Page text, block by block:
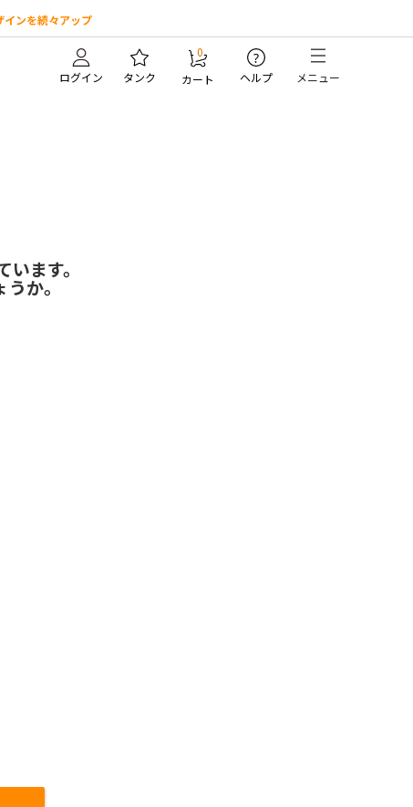
インを続々アップ
ログイン タンク
0
カート
?
ヘルプ メニュー
ます。
か。